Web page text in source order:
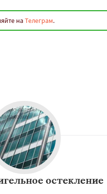
на Телеграм.
остекление